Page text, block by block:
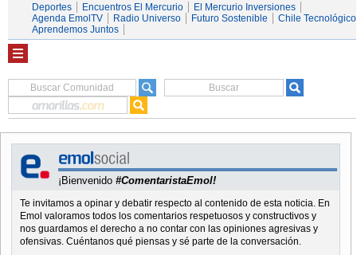
Deportes Encuentros El Mercurio
El Mercurio Inversiones
Agenda EmolTV
Radio Universo Futuro Sostenible
Chile Tecnológico
Aprendemos Juntos
¡Bienvenido #ComentaristaEmol!
Te invitamos a opinar y debatir respecto al contenido de esta noticia. En
Emol valoramos todos los comentarios respetuosos y constructivos y
nos guardamos el derecho a no contar con las opiniones agresivas y
ofensivas. Cuéntanos qué piensas y sé parte de la conversación.